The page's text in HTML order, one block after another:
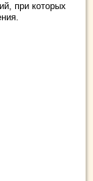
при которых